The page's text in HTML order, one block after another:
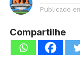
Publicado
Compartilhe